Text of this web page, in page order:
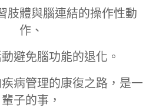
肢體與腦連結的操作性動
作、
避免腦功能的退化。
病管理的康復之路，是一
輩子的事，